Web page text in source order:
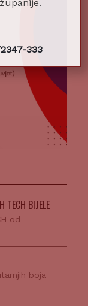
TECH BIJELE
od
boja
333